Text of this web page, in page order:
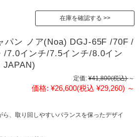
在庫を確認する
パン ノア(Noa) DGJ-65F /70F /
7.0インチ/7.5インチ/8.0イン
JAPAN)
定価: ¥41,800(税込) ～
価格: ¥26,600(税込 ¥29,260) ～
、取り回しやすいバランスを保ったデザイ